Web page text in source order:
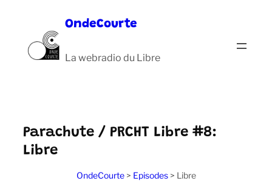
contenu
OndeCourte
La webradio du Libre
Parachute / PRCHT Libre #8:
Libre
OndeCourte> Episodes> Libre